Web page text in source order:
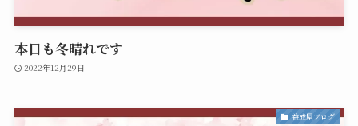
本日も冬晴れです
2022年12月29日
益成屋ブログ